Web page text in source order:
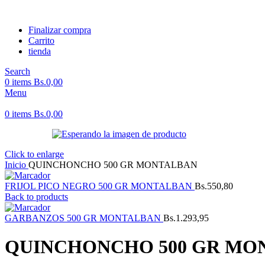
Finalizar compra
Carrito
tienda
Search
0 items Bs.0,00
Menu
0 items Bs.0,00
Click to enlarge
Inicio QUINCHONCHO 500 GR MONTALBAN
FRIJOL PICO NEGRO 500 GR MONTALBAN Bs.550,80
Back to products
GARBANZOS 500 GR MONTALBAN Bs.1.293,95
QUINCHONCHO 500 GR